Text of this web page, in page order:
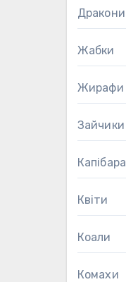
Дракони
Жабки
Жирафи
Зайчики
Капібара
Квіти
Коали
Комахи